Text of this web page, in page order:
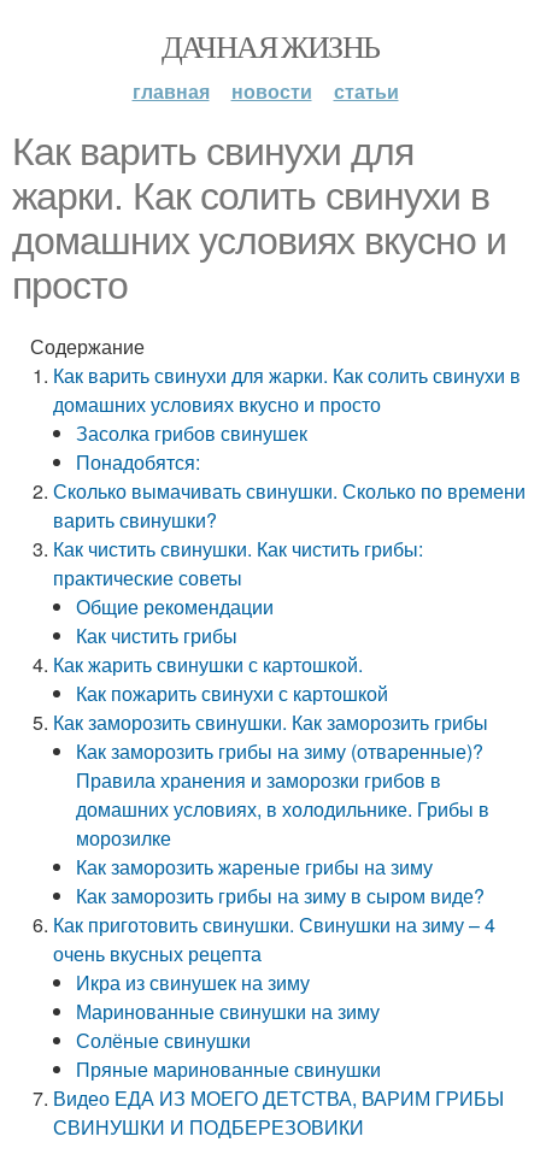
ДАЧНАЯ ЖИЗНЬ
главная новости статьи
Как варить свинухи для
жарки. Как солить свинухи в
домашних условиях вкусно и
просто
Содержание
Как варить свинухи для жарки. Как солить свинухи в
домашних условиях вкусно и просто
Засолка грибов свинушек
Понадобятся:
Сколько вымачивать свинушки. Сколько по времени
варить свинушки?
Как чистить свинушки. Как чистить грибы:
практические советы
Общие рекомендации
Как чистить грибы
Как жарить свинушки с картошкой.
Как пожарить свинухи с картошкой
Как заморозить свинушки. Как заморозить грибы
Как заморозить грибы на зиму (отваренные)?
Правила хранения и заморозки грибов в
домашних условиях, в холодильнике. Грибы в
морозилке
Как заморозить жареные грибы на зиму
Как заморозить грибы на зиму в сыром виде?
Как приготовить свинушки. Свинушки на зиму – 4
очень вкусных рецепта
Икра из свинушек на зиму
Маринованные свинушки на зиму
Солёные свинушки
Пряные маринованные свинушки
Видео ЕДА ИЗ МОЕГО ДЕТСТВА, ВАРИМ ГРИБЫ
СВИНУШКИ И ПОДБЕРЕЗОВИКИ